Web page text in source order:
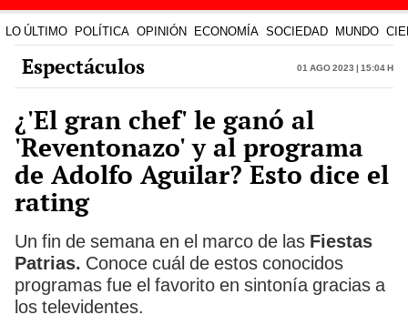
LO ÚLTIMO POLÍTICA OPINIÓN ECONOMÍA SOCIEDAD MUNDO
Espectáculos 01 Ago 2023 | 15:04 h
¿'El gran chef' le ganó al
'Reventonazo' y al programa
de Adolfo Aguilar? Esto dice el
rating
Un fin de semana en el marco de las Fiestas
Patrias. Conoce cuál de estos conocidos
programas fue el favorito en sintonía gracias a
los televidentes.